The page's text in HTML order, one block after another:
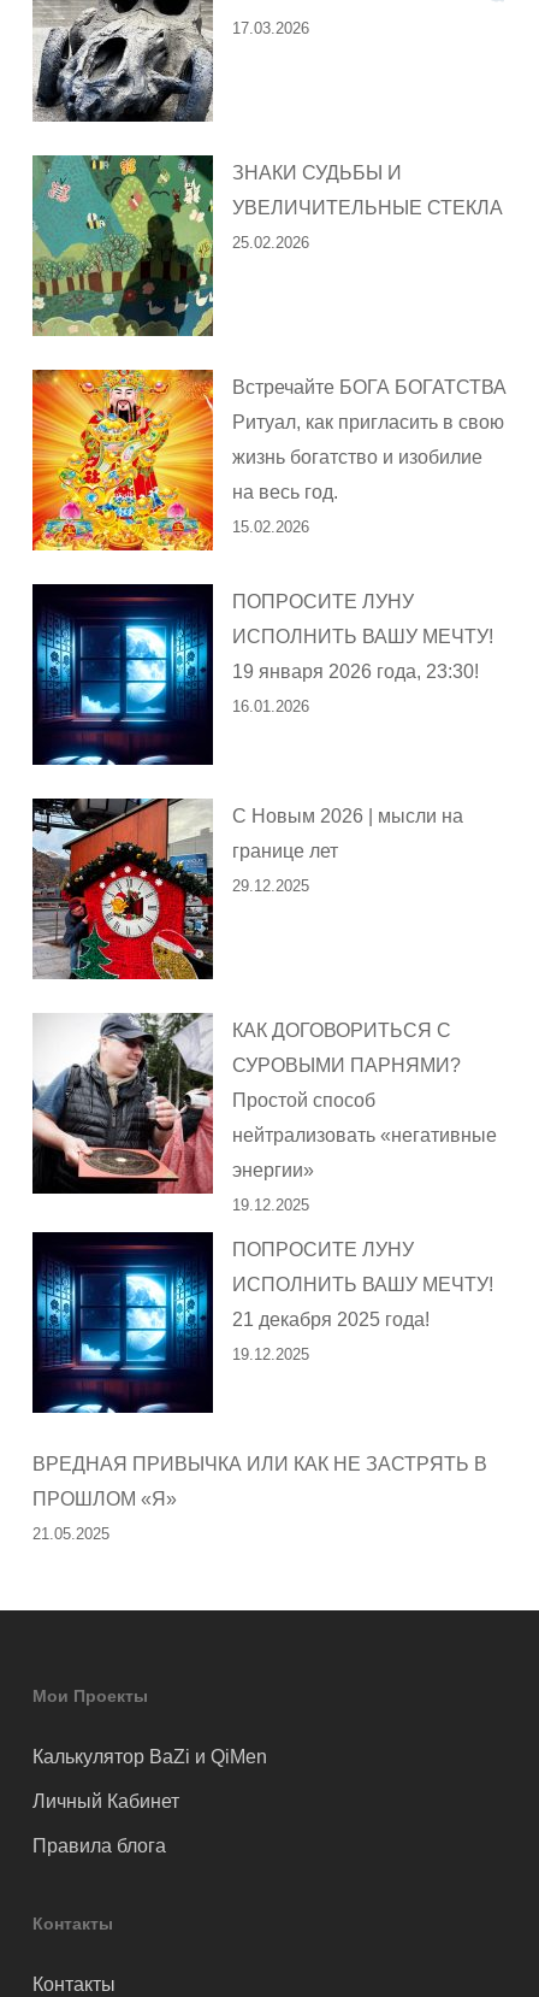
17.03.2026
ЗНАКИ СУДЬБЫ И
УВЕЛИЧИТЕЛЬНЫЕ СТЕКЛА
25.02.2026
Встречайте БОГА БОГАТСТВА
Ритуал, как пригласить в свою
жизнь богатство и изобилие
на весь год.
15.02.2026
ПОПРОСИТЕ ЛУНУ
ИСПОЛНИТЬ ВАШУ МЕЧТУ!
19 января 2026 года, 23:30!
16.01.2026
С Новым 2026 | мысли на
границе лет
29.12.2025
КАК ДОГОВОРИТЬСЯ С
СУРОВЫМИ ПАРНЯМИ?
Простой способ
нейтрализовать «негативные
энергии»
19.12.2025
ПОПРОСИТЕ ЛУНУ
ИСПОЛНИТЬ ВАШУ МЕЧТУ!
21 декабря 2025 года!
19.12.2025
ВРЕДНАЯ ПРИВЫЧКА ИЛИ КАК НЕ ЗАСТРЯТЬ В
ПРОШЛОМ «Я»
21.05.2025
Мои Проекты
Калькулятор BaZi и QiMen
Личный Кабинет
Правила блога
Контакты
Контакты